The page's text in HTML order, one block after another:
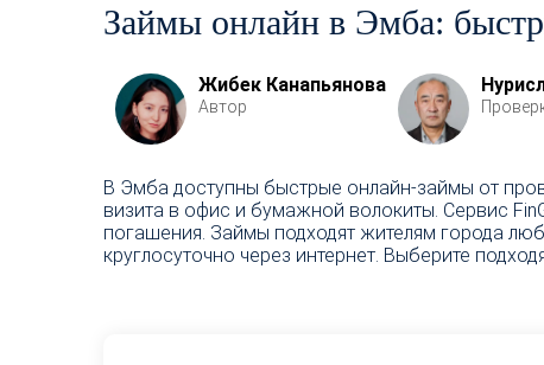
Займы онлайн в Эмба:
Жибек Канапьянова
Автор
В Эмба доступны быстрые онлайн-займы от
визита в офис и бумажной волокиты. Сервис
погашения. Займы подходят жителям города
круглосуточно через интернет. Выберите